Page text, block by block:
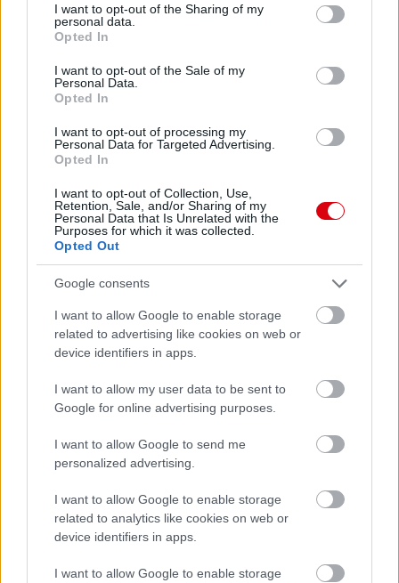
not limited to your visit or usage behaviour. You may click to
grant or deny consent to Google and its third-party tags to
use your data for below specified purposes in below Google
consent section.
I want to opt-out of the Sharing of my
personal data.
Opted In
I want to opt-out of the Sale of my
Personal Data.
Opted In
I want to opt-out of processing my
Personal Data for Targeted Advertising.
Opted In
I want to opt-out of Collection, Use,
Retention, Sale, and/or Sharing of my
Personal Data that Is Unrelated with the
Purposes for which it was collected.
Opted Out
Google consents
I want to allow Google to enable storage
related to advertising like cookies on web or
device identifiers in apps.
I want to allow my user data to be sent to
Google for online advertising purposes.
I want to allow Google to send me
personalized advertising.
I want to allow Google to enable storage
related to analytics like cookies on web or
device identifiers in apps.
I want to allow Google to enable storage
Paris Saint-Germain
Manchester United
Felkészülési szezon 4. mérkőzés
Nya Ullevi, Göteborg
2026-08-08 17:00
1 nap 19 óra 52 perc 48 másodperc
Leeds UnitedvsManchester United
AC MilanvsManchester United
ELŐZŐ MÉRKŐZÉSEK
Támogatás
Támogasd adományoddal
a ManUtdFanatics.hu működését!